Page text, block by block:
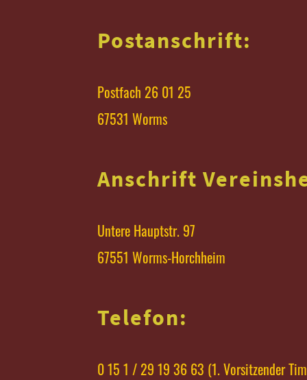
Postanschrift:
Postfach 26 01 25
67531 Worms
Anschrift
Untere Hauptstr. 97
67551 Worms-Horchheim
Telefon:
0 15 1 / 29 19 36 63 (1. Vorsitzender